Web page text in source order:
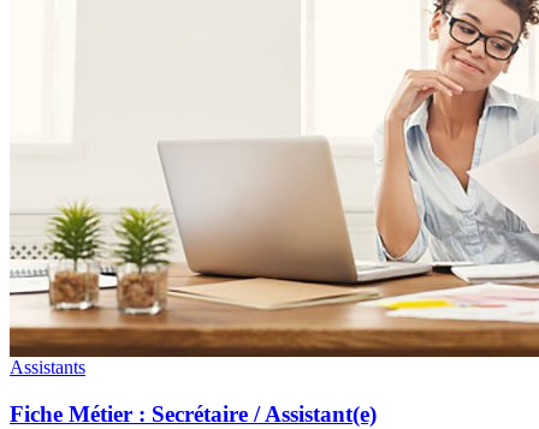
Assistants
Fiche Métier : Secrétaire / Assistant(e)